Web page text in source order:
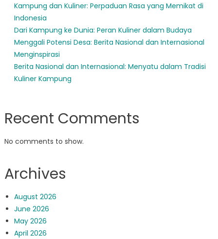
Kampung dan Kuliner: Perpaduan Rasa yang Memikat di
Indonesia
Dari Kampung ke Dunia: Peran Kuliner dalam Budaya
Menggali Potensi Desa: Berita Nasional dan Internasional
Menginspirasi
Berita Nasional dan Internasional: Menyatu dalam Tradisi
Kuliner Kampung
Recent Comments
No comments to show.
Archives
August 2026
June 2026
May 2026
April 2026